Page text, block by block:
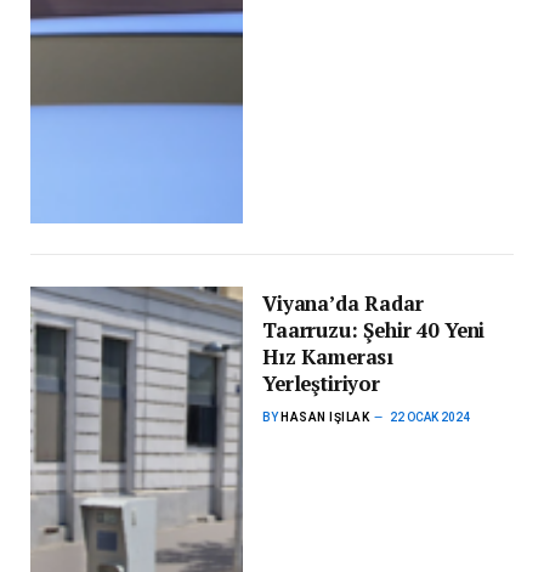
Viyana’da Radar
Taarruzu: Şehir 40 Yeni
Hız Kamerası
Yerleştiriyor
BY HASAN IŞILAK 22 OCAK 2024